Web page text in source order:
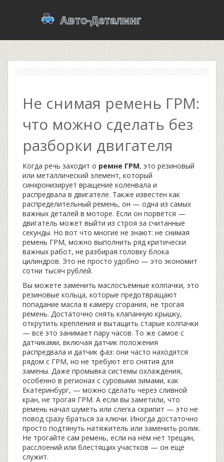
Не снимая ремень ГРМ:
что можно сделать без
разборки двигателя
Когда речь заходит о ремне ГРМ, это резиновый
или металлический элемент, который
синхронизирует вращение коленвала и
распредвала в двигателе. Также известен как
распределительный ремень, он — одна из самых
важных деталей в моторе. Если он порвётся —
двигатель может выйти из строя за считанные
секунды. Но вот что многие не знают: не снимая
ремень ГРМ, можно выполнить ряд критически
важных работ, не разбирая головку блока
цилиндров. Это не просто удобно — это экономит
сотни тысяч рублей.
Вы можете заменить маслосъёмные колпачки, это
резиновые кольца, которые предотвращают
попадание масла в камеру сгорания, не трогая
ремень. Достаточно снять клапанную крышку,
открутить крепления и вытащить старые колпачки
— всё это занимает пару часов. То же самое с
датчиками, включая датчик положения
распредвала и датчик фаз: они часто находятся
рядом с ГРМ, но не требуют его снятия для
замены. Даже промывка системы охлаждения,
особенно в регионах с суровыми зимами, как
Екатеринбург, — можно сделать через сливной
кран, не трогая ГРМ. А если вы заметили, что
ремень начал шуметь или слегка скрипит — это не
повод сразу браться за ключи. Иногда достаточно
просто подтянуть натяжитель или заменить ролик.
Не трогайте сам ремень, если на нём нет трещин,
расслоений или блестящих участков — он ещё
служит.